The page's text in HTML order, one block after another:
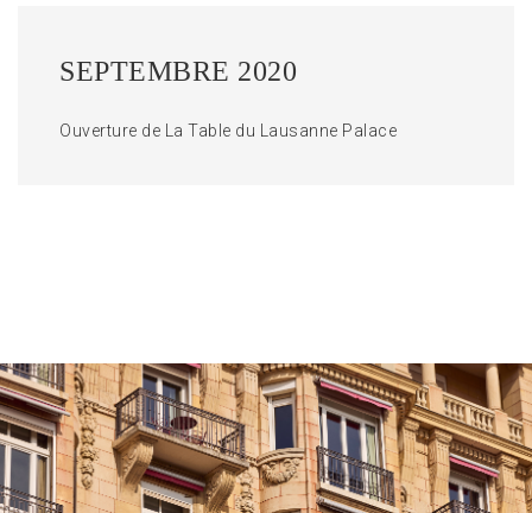
SEPTEMBRE 2020
Ouverture de La Table du Lausanne Palace